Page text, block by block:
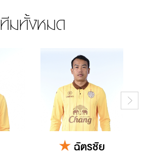
ทีมทั้งหมด
ฉัตรชัย